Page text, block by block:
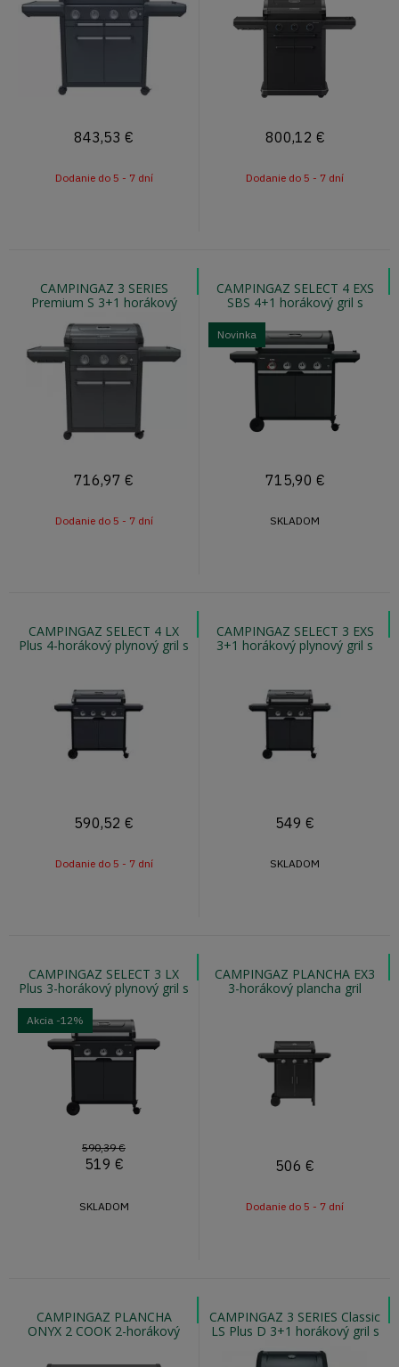
843,53 €
Dodanie do 5 - 7 dní
800,12 €
Dodanie do 5 - 7 dní
CAMPINGAZ 3 SERIES
Premium S 3+1 horákový
varičom
716,97 €
Dodanie do 5 - 7 dní
CAMPINGAZ SELECT 4 EXS
SBS 4+1 horákový gril s
bočným varičom a extra
steak horákom
Novinka
715,90 €
SKLADOM
CAMPINGAZ SELECT 4 LX
Plus 4-horákový plynový gril s
teplomerom vo veku
590,52 €
Dodanie do 5 - 7 dní
CAMPINGAZ SELECT 3 EXS
3+1 horákový plynový gril s
bočným varičom
549 €
SKLADOM
CAMPINGAZ SELECT 3 LX
Plus 3-horákový plynový gril s
teplomerom vo veku
Akcia -12%
590,39 €
519 €
SKLADOM
CAMPINGAZ PLANCHA EX3
3-horákový plancha gril
506 €
Dodanie do 5 - 7 dní
CAMPINGAZ PLANCHA
ONYX 2 COOK 2-horákový
CAMPINGAZ 3 SERIES Classic
LS Plus D 3+1 horákový gril s